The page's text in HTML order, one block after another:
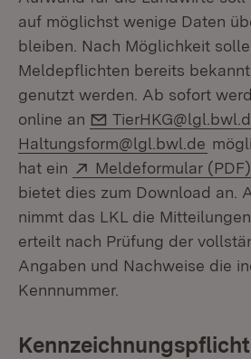
auf möglichst wenige Daten
bleiben. Nach Möglichkeit
Meldepflichten bereits
genutzt werden. Ab sofort
online an
E-Mail:
Haltungsform@lgl.bwl.de
hat ein
Extern:
Meldeformular (PDF)
bietet dies zum Download an.
nimmt das LKL die
erteilt nach Prüfung der
Angaben und Nachweise die
Kennnummer.
Kennzeichnungspflicht